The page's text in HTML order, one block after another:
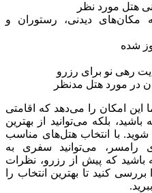
هتل مورد نظر
مکان‌های دیدنی، رستوران و
شده
رهی نو برای رزرو
در مورد هتل مدنظر
این امکان را می‌دهد که اقامتی
بلکه می‌توانید از بهترین
شوید. با انتخاب هتل‌های مناسب
رامسر، می‌توانید سفری به
باشید که پیش از رزرو، نظرات
کنید تا بهترین انتخاب را